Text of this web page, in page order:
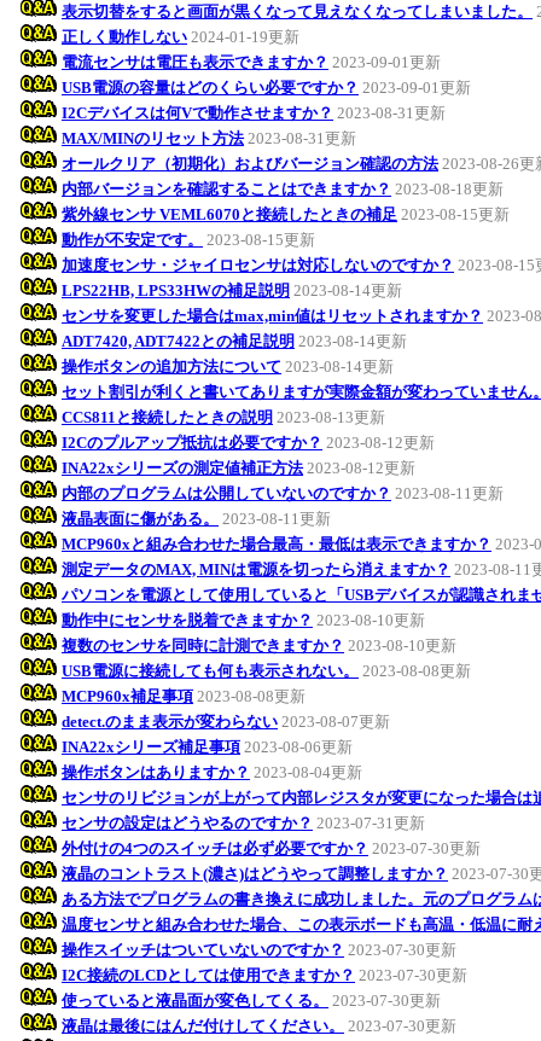
表示切替をすると画面が黒くなって見えなくなってしまいました。
正しく動作しない 2024-01-19更新
電流センサは電圧も表示できますか？ 2023-09-01更新
USB電源の容量はどのくらい必要ですか？ 2023-09-01更新
I2Cデバイスは何Vで動作させますか？ 2023-08-31更新
MAX/MINのリセット方法 2023-08-31更新
オールクリア（初期化）およびバージョン確認の方法 2023-08-26更
内部バージョンを確認することはできますか？ 2023-08-18更新
紫外線センサ VEML6070と接続したときの補足 2023-08-15更新
動作が不安定です。
2023-08-15更新
加速度センサ・ジャイロセンサは対応しないのですか？ 2023-08-15
LPS22HB, LPS33HWの補足説明 2023-08-14更新
センサを変更した場合はmax,min値はリセットされますか？ 2023-
ADT7420, ADT7422との補足説明 2023-08-14更新
操作ボタンの追加方法について 2023-08-14更新
セット割引が利くと書いてありますが実際金額が変わっていません
CCS811と接続したときの説明 2023-08-13更新
I2Cのプルアップ抵抗は必要ですか？ 2023-08-12更新
INA22xシリーズの測定値補正方法 2023-08-12更新
内部のプログラムは公開していないのですか？ 2023-08-11更新
液晶表面に傷がある。
2023-08-11更新
MCP960xと組み合わせた場合最高・最低は表示できますか？ 2023-
測定データのMAX, MINは電源を切ったら消えますか？ 2023-08-11
パソコンを電源として使用していると「USBデバイスが認識されま
動作中にセンサを脱着できますか？ 2023-08-10更新
複数のセンサを同時に計測できますか？ 2023-08-10更新
USB電源に接続しても何も表示されない。
2023-08-08更新
MCP960x補足事項 2023-08-08更新
detect.のまま表示が変わらない 2023-08-07更新
INA22xシリーズ補足事項 2023-08-06更新
操作ボタンはありますか？ 2023-08-04更新
センサのリビジョンが上がって内部レジスタが変更になった場合は
センサの設定はどうやるのですか？ 2023-07-31更新
外付けの4つのスイッチは必ず必要ですか？ 2023-07-30更新
液晶のコントラスト(濃さ)はどうやって調整しますか？ 2023-07-30
ある方法でプログラムの書き換えに成功しました。元のプログラム
温度センサと組み合わせた場合、この表示ボードも高温・低温に耐
操作スイッチはついていないのですか？ 2023-07-30更新
I2C接続のLCDとしては使用できますか？ 2023-07-30更新
使っていると液晶面が変色してくる。
2023-07-30更新
液晶は最後にはんだ付けしてください。
2023-07-30更新